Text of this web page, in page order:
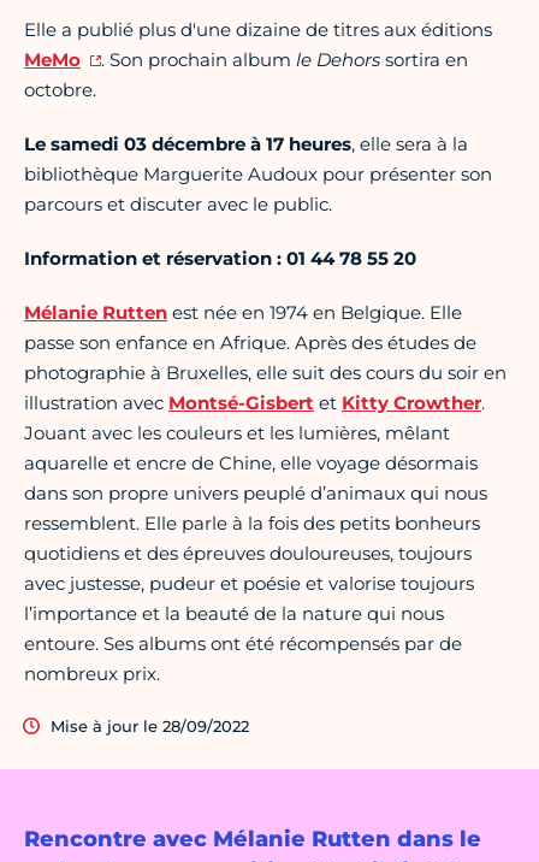
Rencontre avec Mélanie Rutten dans le
Elle a publié plus d'une dizaine de titres aux éditions
MeMo
. Son prochain album le Dehorssortira en
octobre.
Le samedi 03 décembre à 17 heures, elle sera à la
bibliothèque Marguerite Audoux pour présenter son
parcours et discuter avec le public.
Information et réservation : 01 44 78 55 20
Mélanie Rutten est née en 1974 en Belgique. Elle
passe son enfance en Afrique. Après des études de
photographie à Bruxelles, elle suit des cours du soir en
illustration avec Montsé-Gisbert et Kitty Crowther.
Jouant avec les couleurs et les lumières, mêlant
aquarelle et encre de Chine, elle voyage désormais
dans son propre univers peuplé d’animaux qui nous
ressemblent. Elle parle à la fois des petits bonheurs
quotidiens et des épreuves douloureuses, toujours
avec justesse, pudeur et poésie et valorise toujours
l’importance et la beauté de la nature qui nous
entoure. Ses albums ont été récompensés par de
nombreux prix.
Mise à jour le 28/09/2022